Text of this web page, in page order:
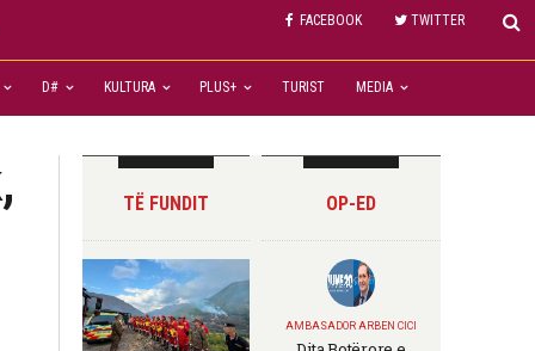
FACEBOOK TWITTER
D# KULTURA PLUS+ TURIST MEDIA
TË FUNDIT OP-ED
AMBASADOR ARBEN CICI